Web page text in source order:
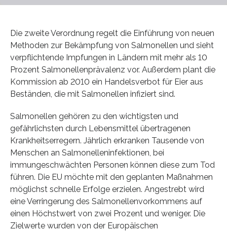
Die zweite Verordnung regelt die Einführung von neuen
Methoden zur Bekämpfung von Salmonellen und sieht
verpflichtende Impfungen in Ländern mit mehr als 10
Prozent Salmonellenprävalenz vor. Außerdem plant die
Kommission ab 2010 ein Handelsverbot für Eier aus
Beständen, die mit Salmonellen infiziert sind.
Salmonellen gehören zu den wichtigsten und
gefährlichsten durch Lebensmittel übertragenen
Krankheitserregern. Jährlich erkranken Tausende von
Menschen an Salmonelleninfektionen, bei
immungeschwächten Personen können diese zum Tod
führen. Die EU möchte mit den geplanten Maßnahmen
möglichst schnelle Erfolge erzielen. Angestrebt wird
eine Verringerung des Salmonellenvorkommens auf
einen Höchstwert von zwei Prozent und weniger. Die
Zielwerte wurden von der Europäischen